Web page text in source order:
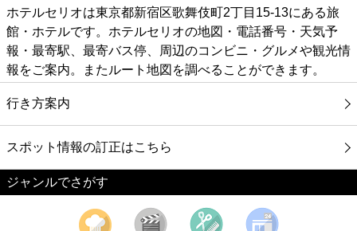
ホテルセリオは東京都新宿区歌舞伎町2丁目15-13にある旅
館・ホテルです。ホテルセリオの地図・電話番号・天気予
報・最寄駅、最寄バス停、周辺のコンビニ・グルメや観光情
報をご案内。またルート地図を調べることができます。
行き方案内
スポット情報の訂正はこちら
ジャンルでさがす